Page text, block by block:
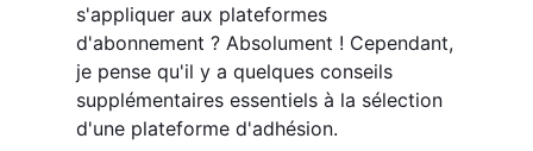
s'appliquer aux plateformes
d'abonnement ? Absolument ! Cependant,
je pense qu'il y a quelques conseils
supplémentaires essentiels à la sélection
d'une plateforme d'adhésion.